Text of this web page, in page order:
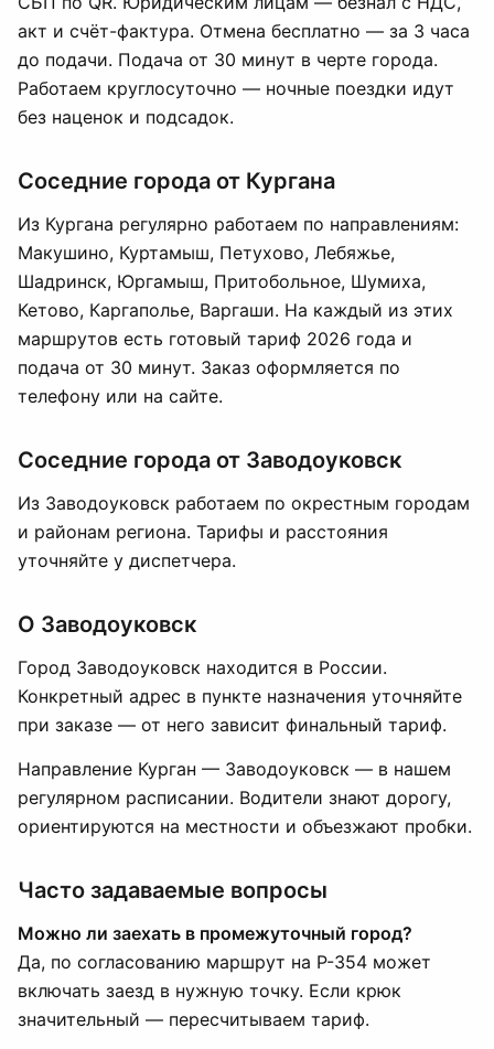
акт и счёт-фактура. Отмена бесплатно — за 3 часа
до подачи. Подача от 30 минут в черте города.
Работаем круглосуточно — ночные поездки идут
без наценок и подсадок.
Соседние города от Кургана
Из Кургана регулярно работаем по направлениям:
Макушино, Куртамыш, Петухово, Лебяжье,
Шадринск, Юргамыш, Притобольное, Шумиха,
Кетово, Каргаполье, Варгаши. На каждый из этих
маршрутов есть готовый тариф 2026 года и
подача от 30 минут. Заказ оформляется по
телефону или на сайте.
Соседние города от Заводоуковск
Из Заводоуковск работаем по окрестным городам
и районам региона. Тарифы и расстояния
уточняйте у диспетчера.
О Заводоуковск
Город Заводоуковск находится в России.
Конкретный адрес в пункте назначения уточняйте
при заказе — от него зависит финальный тариф.
Направление Курган — Заводоуковск — в нашем
регулярном расписании. Водители знают дорогу,
ориентируются на местности и объезжают пробки.
Часто задаваемые вопросы
Можно ли заехать в промежуточный город?
Да, по согласованию маршрут на Р-354 может
включать заезд в нужную точку. Если крюк
значительный — пересчитываем тариф.